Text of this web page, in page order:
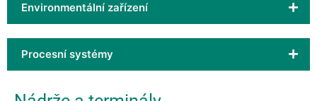
Environmentální zařízení
Procesní systémy